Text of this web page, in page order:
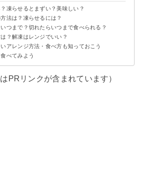
凍らせるとまずい？美味しい？
アイス風にするのがおすすめ！
によっては分離が起こりまずくなるので注意
法は？凍らせるには？
器ごと冷凍してOK
つまで？切れたらいつまで食べられる？
ていなければ食べられる
？解凍はレンジでいい？
は使わず自然解凍しよう
アレンジ方法・食べ方も知っておこう
コスのアイス
チーズのアイス
ンのアイス
べてみよう
PRリンクが含まれています）